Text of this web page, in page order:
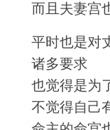
而且夫妻宫
平时也是对
诸多要求
也觉得是为
不觉得自己